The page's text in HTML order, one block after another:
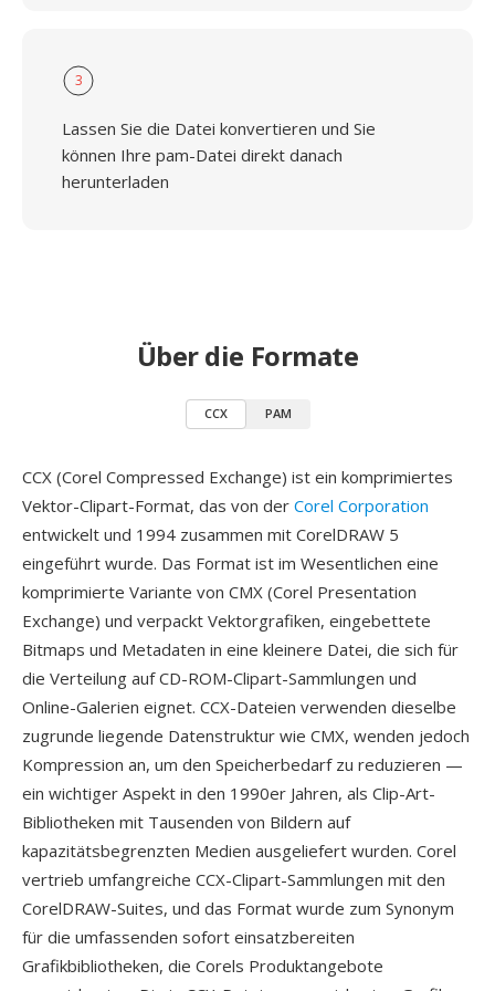
3
Lassen Sie die Datei konvertieren und Sie
können Ihre pam-Datei direkt danach
herunterladen
Über die Formate
CCX PAM
CCX (Corel Compressed Exchange) ist ein komprimiertes
Vektor-Clipart-Format, das von der Corel Corporation
entwickelt und 1994 zusammen mit CorelDRAW 5
eingeführt wurde. Das Format ist im Wesentlichen eine
komprimierte Variante von CMX (Corel Presentation
Exchange) und verpackt Vektorgrafiken, eingebettete
Bitmaps und Metadaten in eine kleinere Datei, die sich für
die Verteilung auf CD-ROM-Clipart-Sammlungen und
Online-Galerien eignet. CCX-Dateien verwenden dieselbe
zugrunde liegende Datenstruktur wie CMX, wenden jedoch
Kompression an, um den Speicherbedarf zu reduzieren —
ein wichtiger Aspekt in den 1990er Jahren, als Clip-Art-
Bibliotheken mit Tausenden von Bildern auf
kapazitätsbegrenzten Medien ausgeliefert wurden. Corel
vertrieb umfangreiche CCX-Clipart-Sammlungen mit den
CorelDRAW-Suites, und das Format wurde zum Synonym
für die umfassenden sofort einsatzbereiten
Grafikbibliotheken, die Corels Produktangebote